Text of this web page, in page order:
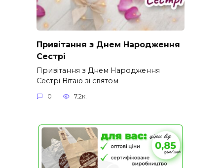
Привітання з Днем Народження
Сестрі
Привітання з Днем Народження
Сестрі Вітаю зі святом
0 7.2к.